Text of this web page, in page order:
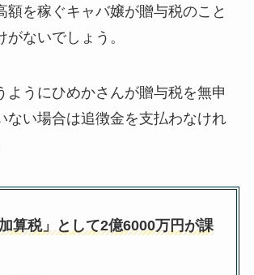
額を稼ぐキャバ嬢が贈与税のこと
がないでしょう。
ようにひめかさんが贈与税を無申
ない場合は追徴金を支払わなけれ
算税」として2億6000万円が課